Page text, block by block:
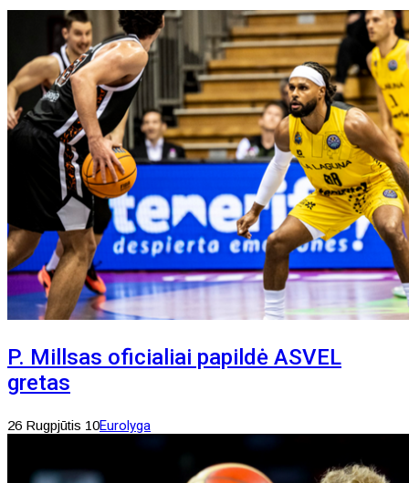
P. Millsas oficialiai papildė ASVEL
gretas
26 Rugpjūtis 10Eurolyga